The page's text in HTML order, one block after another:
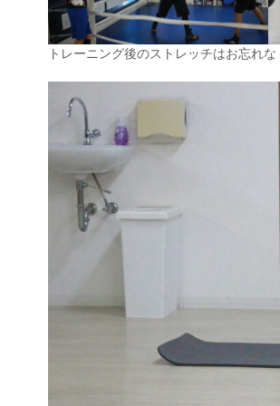
トレーニング後のストレッチはお忘れな